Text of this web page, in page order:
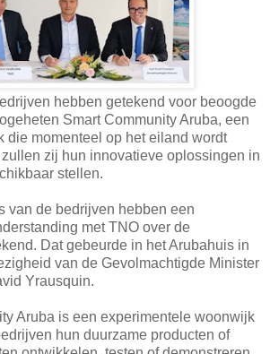
hebben getekend voor beoogde
Smart Community Aruba, een
die momenteel op het eiland wordt
zij hun innovatieve oplossingen in
stellen.
van de bedrijven hebben een
met TNO over de
Dat gebeurde in het Arubahuis in
van de Gevolmachtigde Minister
Yrausquin.
Aruba is een experimentele woonwijk
hun duurzame producten of